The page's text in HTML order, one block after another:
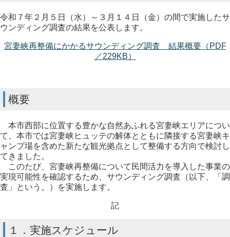
令和７年２月５日（水）～３月１４日（金）の間で実施したサ
ウンディング調査の結果を公表します。
宮妻峡再整備にかかるサウンディング調査 結果概要（PDF
／229KB）
概要
本市西部に位置する豊かな自然あふれる宮妻峡エリアについ
て、本市では宮妻峡ヒュッテの解体とともに隣接する宮妻峡キ
ャンプ場を含めた新たな観光拠点として整備する方向で検討し
てきました。
このたび、宮妻峡再整備について民間活力を導入した事業の
実現可能性を確認するため、サウンディング調査（以下、「調
査」という。）を実施します。
記
１．実施スケジュール